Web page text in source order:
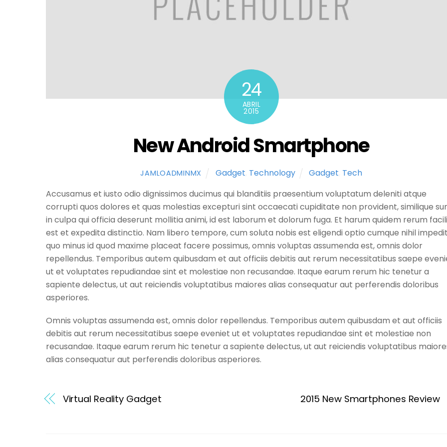
24
ABRIL
2015
New Android Smartphone
JAMLOADMINMX Gadget Technology Gadget Tech
Accusamus et iusto odio dignissimos ducimus qui blanditiis praesentium voluptatum deleniti atque
corrupti quos dolores et quas molestias excepturi sint occaecati cupiditate non provident, similique
in culpa qui officia deserunt mollitia animi, id est laborum et dolorum fuga. Et harum quidem rerum
est et expedita distinctio. Nam libero tempore, cum soluta nobis est eligendi optio cumque nihil impedit
quo minus id quod maxime placeat facere possimus, omnis voluptas assumenda est, omnis dolor
repellendus. Temporibus autem quibusdam et aut officiis debitis aut rerum necessitatibus saepe
ut et voluptates repudiandae sint et molestiae non recusandae. Itaque earum rerum hic tenetur a
sapiente delectus, ut aut reiciendis voluptatibus maiores alias consequatur aut perferendis doloribus
asperiores.
Omnis voluptas assumenda est, omnis dolor repellendus. Temporibus autem quibusdam et aut officiis
debitis aut rerum necessitatibus saepe eveniet ut et voluptates repudiandae sint et molestiae non
recusandae. Itaque earum rerum hic tenetur a sapiente delectus, ut aut reiciendis voluptatibus
alias consequatur aut perferendis doloribus asperiores.
Virtual Reality Gadget 2015 New Smartphones Review